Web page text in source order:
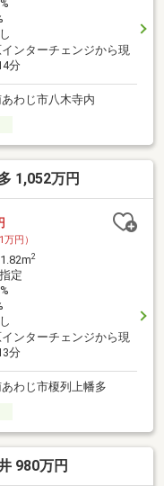
ンターチェンジから現
分
わじ市八木寺内
1,052万円
万円）
2
定
ンターチェンジから現
分
わじ市榎列上幡多
980万円